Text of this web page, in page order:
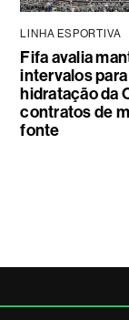
LINHA ESPORTIVA
Fifa avalia
intervalos para
hidratação da
contratos de
fonte